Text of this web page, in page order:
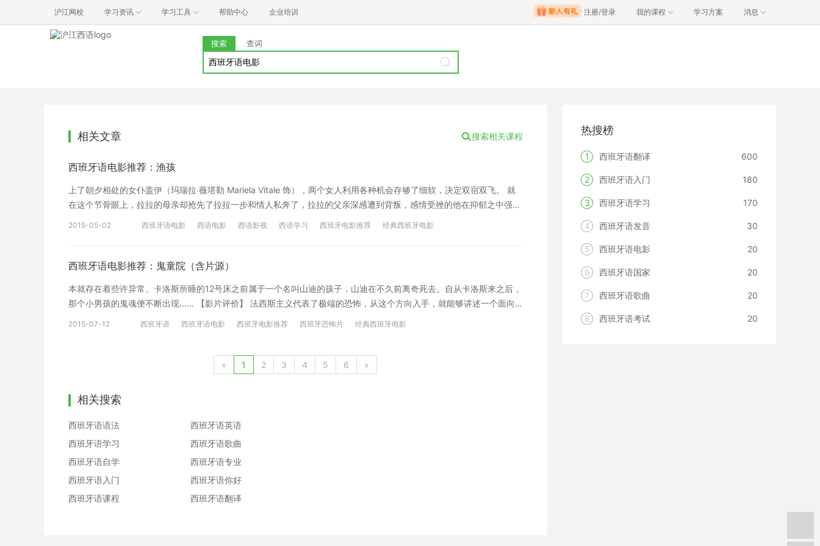
沪江网校 学习资讯 学习工具 帮助中心 企业培训 注册/登录 我的课程 学习方案 消息
搜索 查词
相关文章 搜索相关课程
西班牙语电影推荐：渔孩
上了朝夕相处的女仆盖伊（玛瑞拉·薇塔勒 Mariela Vitale 饰），两个女人利用各种机会存够了细软，决定双宿双飞。 就
在这个节骨眼上，拉拉的母亲却抢先了拉拉一步和情人私奔了，拉拉的父亲深感遭到背叛，感情受挫的他在抑郁之中强暴
2015-05-02 西班牙语电影 西语电影 西语影视 西语学习 西班牙电影推荐 经典西班牙电影
西班牙语电影推荐：鬼童院（含片源）
本就存在着些许异常。卡洛斯所睡的12号床之前属于一个名叫山迪的孩子，山迪在不久前离奇死去。自从卡洛斯来之后，
那个小男孩的鬼魂便不断出现…… 【影片评价】 法西斯主义代表了极端的恐怖，从这个方向入手，就能够讲述一个面向
剧，一种痛苦的瞬间，一些本已死去却好像还活着的东西，一段被时间凝固的情感，像一张模糊的照片，如同禁锢在琥珀
里那只飞蝶。 ——豆瓣影评 【片源放送】
2015-07-12 西班牙语 西班牙语电影 西班牙电影推荐 西班牙恐怖片 经典西班牙电影
« 1 2 3 4 5 6 »
相关搜索
西班牙语语法
西班牙语英语
西班牙语学习
西班牙语歌曲
西班牙语自学
西班牙语专业
西班牙语入门
西班牙语你好
西班牙语课程
西班牙语翻译
热搜榜
1 西班牙语翻译 600
2 西班牙语入门 180
3 西班牙语学习 170
4 西班牙语发音 30
5 西班牙语电影 20
6 西班牙语国家 20
7 西班牙语歌曲 20
8 西班牙语考试 20